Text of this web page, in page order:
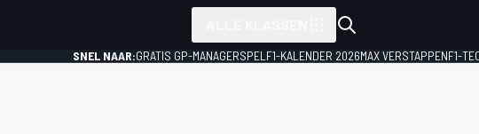
SNEL NAAR:GRATIS GP-MANAGERSPEL F1-KALENDER 2026MAX VERSTAPPENF1-